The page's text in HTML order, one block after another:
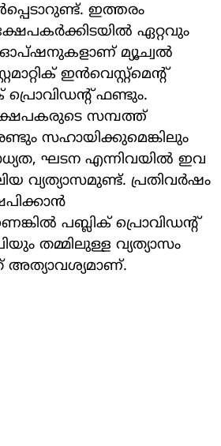
ഇത്തരം
ഏറ്റവും
ഓപ്ഷനുകളാണ് മ്യൂച്വൽ
ഇൻവെസ്റ്റ്‌മെന്റ്
പ്രൊവിഡന്റ് ഫണ്ടും.
സമ്പത്ത്
സഹായിക്കുമെങ്കിലും
ഘടന എന്നിവയിൽ ഇവ
വ്യത്യാസമുണ്ട്. പ്രതിവർഷം
പബ്ലിക് പ്രൊവിഡന്റ്
തമ്മിലുള്ള വ്യത്യാസം
അത്യാവശ്യമാണ്.